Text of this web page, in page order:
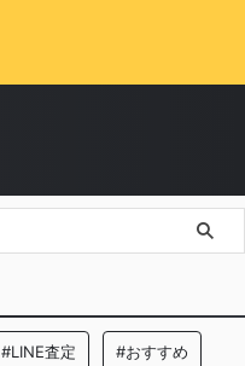
#LINE査定 #おすすめ